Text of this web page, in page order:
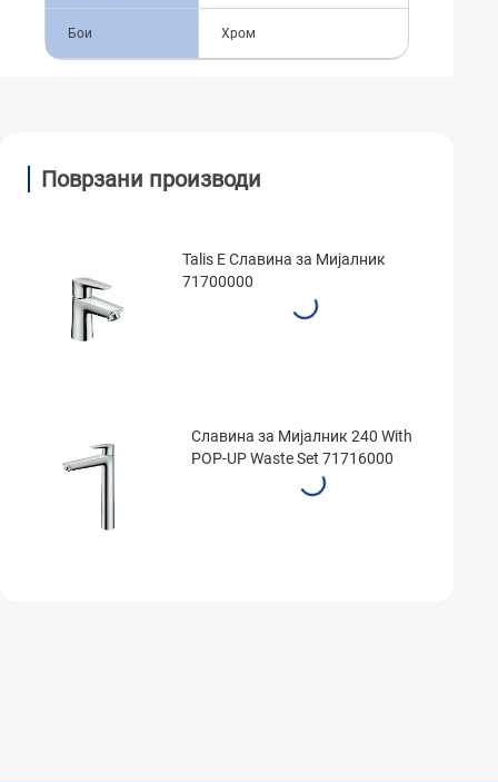
Бои Хром
Поврзани производи
Talis E Славина за Мијалник
71700000
Славина за Мијалник 240 With
POP-UP Waste Set 71716000